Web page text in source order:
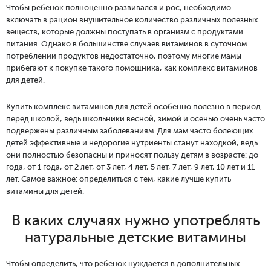
Чтобы ребенок полноценно развивался и рос, необходимо
включать в рацион внушительное количество различных полезных
веществ, которые должны поступать в организм с продуктами
питания. Однако в большинстве случаев витаминов в суточном
потреблении продуктов недостаточно, поэтому многие мамы
прибегают к покупке такого помощника, как комплекс витаминов
для детей.
Купить комплекс витаминов для детей особенно полезно в период
перед школой, ведь школьники весной, зимой и осенью очень часто
подвержены различным заболеваниям. Для мам часто болеющих
детей эффективные и недорогие нутриенты станут находкой, ведь
они полностью безопасны и приносят пользу детям в возрасте: до
года, от 1 года, от 2 лет, от 3 лет, 4 лет, 5 лет, 7 лет, 9 лет, 10 лет и 11
лет. Самое важное: определиться с тем, какие лучше купить
витамины для детей.
В каких случаях нужно употреблять
натуральные детские витамины
Чтобы определить, что ребенок нуждается в дополнительных